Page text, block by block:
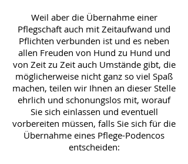
Weil aber die Übernahme einer
Pflegschaft auch mit Zeitaufwand und
Pflichten verbunden ist und es neben
allen Freuden von Hund zu Hund und
von Zeit zu Zeit auch Umstände gibt, die
möglicherweise nicht ganz so viel Spaß
machen, teilen wir Ihnen an dieser Stelle
ehrlich und schonungslos mit, worauf
Sie sich einlassen und eventuell
vorbereiten müssen, falls Sie sich für die
Übernahme eines Pflege-Podencos
entscheiden: